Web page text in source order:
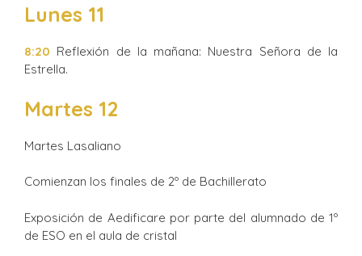
Lunes 11
8:20 Reflexión de la mañana: Nuestra Señora de la
Estrella.
Martes 12
Martes Lasaliano
Comienzan los finales de 2º de Bachillerato
Exposición de Aedificare por parte del alumnado de 1º
de ESO en el aula de cristal